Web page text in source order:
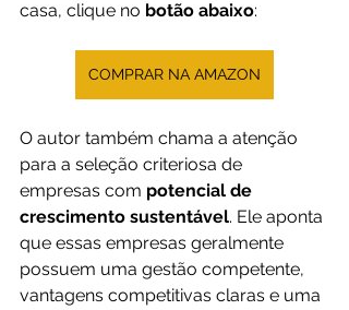
casa, clique no botão abaixo:
COMPRAR NA AMAZON
O autor também chama a atenção
para a seleção criteriosa de
empresas com potencial de
crescimento sustentável. Ele aponta
que essas empresas geralmente
possuem uma gestão competente,
vantagens competitivas claras e uma